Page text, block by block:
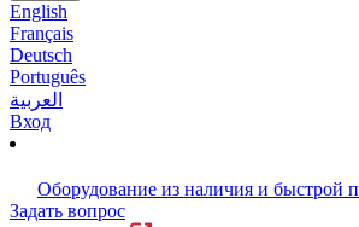
English
Français
Deutsch
Português
العربية
Вход
Оборудование из наличия и быстрой
Задать вопрос